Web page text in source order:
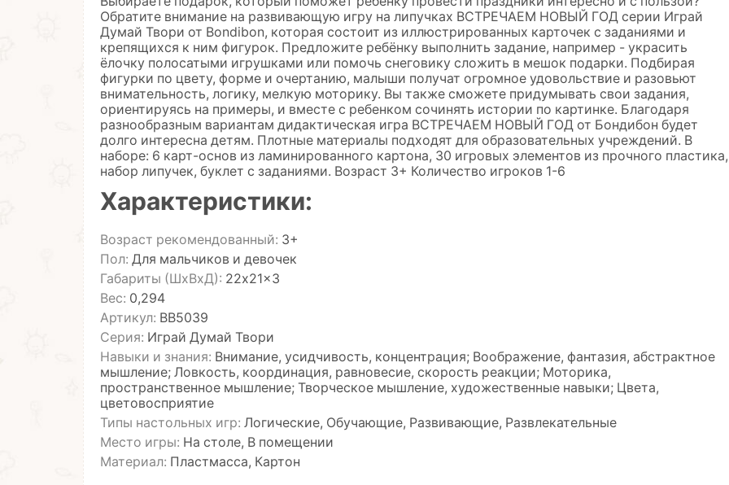
Обратите внимание на развивающую игру на липучках ВСТРЕЧАЕМ НОВЫЙ ГОД серии Играй
Думай Твори от Bondibon, которая состоит из иллюстрированных карточек с заданиями и
крепящихся к ним фигурок. Предложите ребёнку выполнить задание, например - украсить
ёлочку полосатыми игрушками или помочь снеговику сложить в мешок подарки. Подбирая
фигурки по цвету, форме и очертанию, малыши получат огромное удовольствие и разовьют
внимательность, логику, мелкую моторику. Вы также сможете придумывать свои задания,
ориентируясь на примеры, и вместе с ребенком сочинять истории по картинке. Благодаря
разнообразным вариантам дидактическая игра ВСТРЕЧАЕМ НОВЫЙ ГОД от Бондибон будет
долго интересна детям. Плотные материалы подходят для образовательных учреждений. В
наборе: 6 карт-основ из ламинированного картона, 30 игровых элементов из прочного пластика,
набор липучек, буклет с заданиями. Возраст 3+ Количество игроков 1-6
Характеристики:
Возраст рекомендованный: 3+
Пол: Для мальчиков и девочек
Габариты (ШхВхД): 22x21x3
Вес: 0,294
Артикул: ВВ5039
Серия: Играй Думай Твори
Навыки и знания: Внимание, усидчивость, концентрация; Воображение, фантазия, абстрактное
мышление; Ловкость, координация, равновесие, скорость реакции; Моторика,
пространственное мышление; Творческое мышление, художественные навыки; Цвета,
цветовосприятие
Типы настольных игр: Логические, Обучающие, Развивающие, Развлекательные
Место игры: На столе, В помещении
Материал: Пластмасса, Картон